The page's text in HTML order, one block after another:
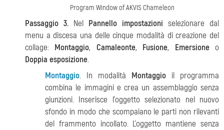
Program Window of AKVIS Chameleon
Passaggio 3. Nel Pannello impostazioni selezionare dal
menu a discesa una delle cinque modalità di creazione del
collage: Montaggio, Camaleonte, Fusione, Emersioneo
Doppia esposizione.
Montaggio. In modalità Montaggio il programma
combina le immagini e crea un assemblaggio senza
giunzioni. Inserisce l’oggetto selezionato nel nuovo
sfondo in modo che scompaiano le parti non rilevanti
del frammento incollato. L’oggetto mantiene senza